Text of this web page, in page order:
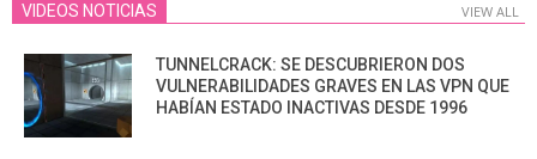
VIDEOS NOTICIAS VIEW ALL
TUNNELCRACK: SE DESCUBRIERON DOS
VULNERABILIDADES GRAVES EN LAS VPN QUE
HABÍAN ESTADO INACTIVAS DESDE 1996